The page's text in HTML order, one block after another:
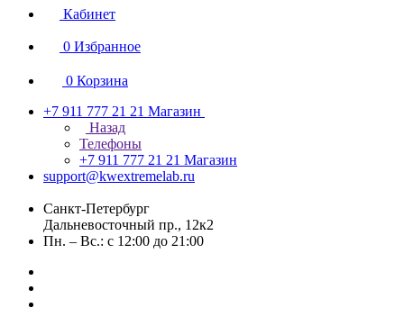
Кабинет
0 Избранное
0 Корзина
+7 911 777 21 21 Магазин
Назад
Телефоны
+7 911 777 21 21 Магазин
support@kwextremelab.ru
Санкт-Петербург
Дальневосточный пр., 12к2
Пн. – Вс.: с 12:00 до 21:00